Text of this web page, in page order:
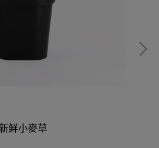
鮮小麥草